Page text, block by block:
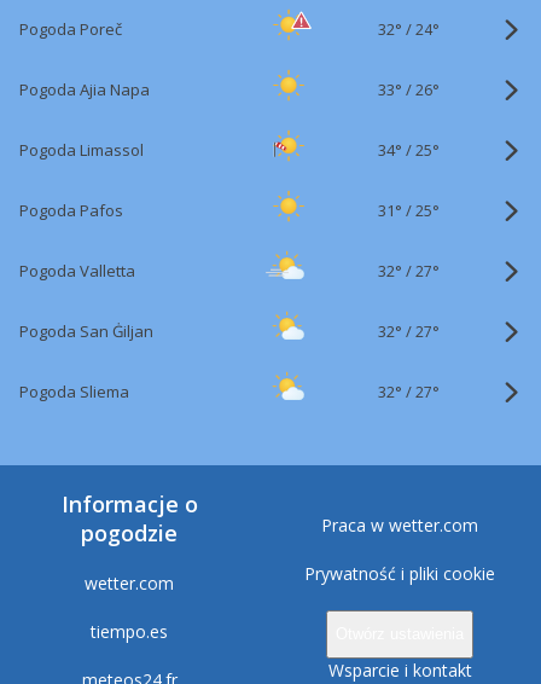
Pogoda Poreč 32° /24°
Pogoda Ajia Napa 33° /26°
Pogoda Limassol 34° /25°
Pogoda Pafos 31° /25°
Pogoda Valletta 32° /27°
Pogoda San Ġiljan 32° /27°
Pogoda Sliema 32° /27°
Informacje o
pogodzie
wetter.com
tiempo.es
Praca w wetter.com
Prywatność i pliki cookie
Wsparcie i kontakt